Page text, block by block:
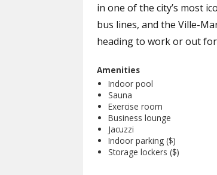
in one of the city’s most
bus lines, and the Ville-
heading to work or out
Amenities
Indoor pool
Sauna
Exercise room
Business lounge
Jacuzzi
Indoor parking ($)
Storage lockers ($)